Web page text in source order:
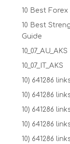
10 Best
10 Best
Guide
10_07_AU_AKS
10_07_IT_AKS
10) 641286
10) 641286
10) 641286
10) 641286
10) 641286